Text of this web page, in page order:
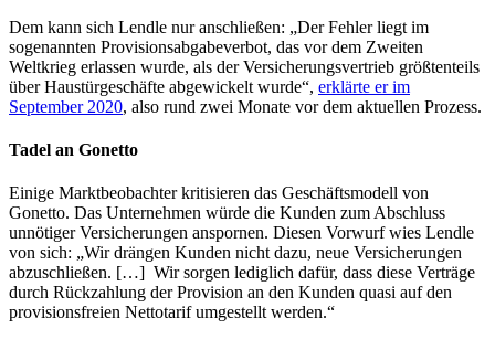
Dem kann sich Lendle nur anschließen: „Der Fehler liegt im
sogenannten Provisions­abgabeverbot, das vor dem Zweiten
Weltkrieg erlassen wurde, als der Versicherungsvertrieb größtenteils
über Haustürgeschäfte abgewickelt wurde“, erklärte er im
September 2020, also rund zwei Monate vor dem aktuellen Prozess.
Tadel an Gonetto
Einige Marktbeobachter kritisieren das Geschäftsmodell von
Gonetto. Das Unternehmen würde die Kunden zum Abschluss
unnötiger Versicherungen anspornen. Diesen Vorwurf wies Lendle
von sich: „Wir drängen Kunden nicht dazu, neue Versicherungen
abzuschließen. […] Wir sorgen lediglich dafür, dass diese Verträge
durch Rückzahlung der Provision an den Kunden quasi auf den
provisionsfreien Nettotarif umgestellt werden.“